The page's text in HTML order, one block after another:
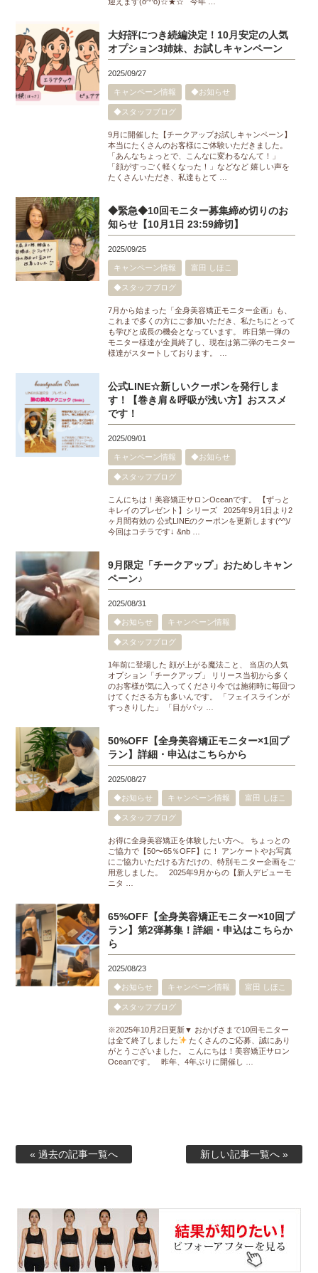
大好評につき続編決定！10月安定の人気
オプション3姉妹、お試しキャンペーン
2025/09/27
キャンペーン情報 ◆お知らせ
◆スタッフブログ
9月に開催した【チークアップお試しキャンペーン】
本当にたくさんのお客様にご体験いただきました。
「あんなちょっとで、こんなに変わるなんて！」
「顔がすっごく軽くなった！」などなど 嬉しい声を
たくさんいただき、私達もとて …
◆緊急◆10回モニター募集締め切りのお
知らせ【10月1日 23:59締切】
2025/09/25
キャンペーン情報 富田 しほこ
◆スタッフブログ
7月から始まった「全身美容矯正モニター企画」も、
これまで多くの方にご参加いただき、私たちにとって
も学びと成長の機会となっています。 昨日第一弾の
モニター様達が全員終了し、現在は第二弾のモニター
様達がスタートしております。 …
公式LINE☆新しいクーポンを発行しま
す！【巻き肩＆呼吸が浅い方】おススメ
です！
2025/09/01
キャンペーン情報 ◆お知らせ
◆スタッフブログ
こんにちは！美容矯正サロンOceanです。 【ずっと
キレイのプレゼント】シリーズ 2025年9月1日より2
ヶ月間有効の 公式LINEのクーポンを更新します(^^)/
今回はコチラです↓ &nb …
9月限定「チークアップ」おためしキャン
ペーン♪
2025/08/31
◆お知らせ キャンペーン情報
◆スタッフブログ
1年前に登場した 顔が上がる魔法こと、 当店の人気
オプション「チークアップ」 リリース当初から多く
のお客様が気に入ってくださり今では施術時に毎回つ
けてくださる方も多いんです。 「フェイスラインが
すっきりした」 「目がパッ …
50%OFF【全身美容矯正モニター×1回プ
ラン】詳細・申込はこちらから
2025/08/27
◆お知らせ キャンペーン情報 富田 しほこ
◆スタッフブログ
お得に全身美容矯正を体験したい方へ。 ちょっとの
ご協力で【50〜65％OFF】に！ アンケートやお写真
にご協力いただける方だけの、特別モニター企画をご
用意しました。 2025年9月からの【新人デビューモ
ニタ …
65%OFF【全身美容矯正モニター×10回プ
ラン】第2弾募集！詳細・申込はこちらか
ら
2025/08/23
◆お知らせ キャンペーン情報 富田 しほこ
◆スタッフブログ
※2025年10月2日更新▼ おかげさまで10回モニター
は全て終了しました
たくさんのご応募、誠にあり
がとうございました。 こんにちは！美容矯正サロン
Oceanです。 昨年、4年ぶりに開催し …
« 過去の記事一覧へ 新しい記事一覧へ »